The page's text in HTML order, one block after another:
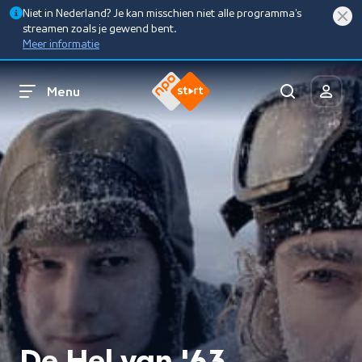
Niet in Nederland? Je kan misschien niet alle programma’s
streamen zoals je gewend bent.
Meer informatie
Menu